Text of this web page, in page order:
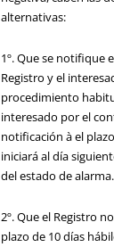
alternativas:
1º. Que se notifique
Registro y el
procedimiento
interesado por el
notificación à el
iniciará al día
del estado de alarma.
2º. Que el Registro
plazo de 10 días